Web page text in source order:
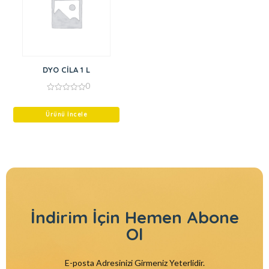
DYO CİLA 1 L
of
0
Ürünü İncele
İndirim İçin Hemen Abone
Ol
E-posta Adresinizi Girmeniz Yeterlidir.